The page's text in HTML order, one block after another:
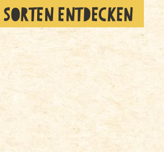
ENTDECKEN